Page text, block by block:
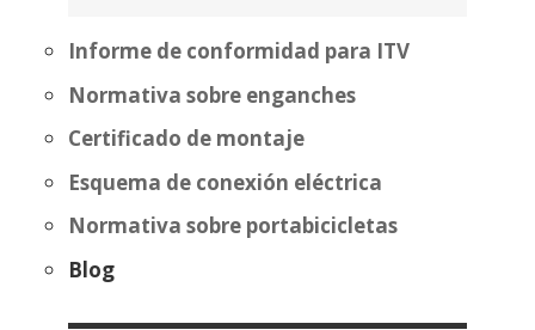
Informe de conformidad para ITV
Normativa sobre enganches
Certificado de montaje
Esquema de conexión eléctrica
Normativa sobre portabicicletas
Blog